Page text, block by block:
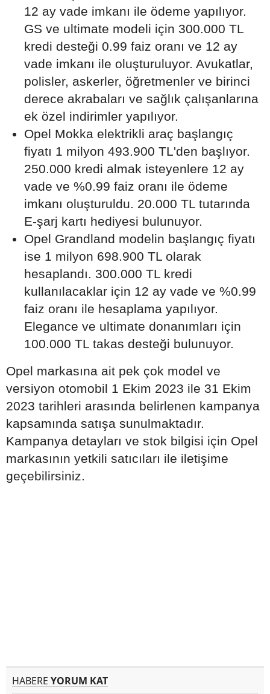
12 ay vade imkanı ile ödeme yapılıyor.
GS ve ultimate modeli için 300.000 TL
kredi desteği 0.99 faiz oranı ve 12 ay
vade imkanı ile oluşturuluyor. Avukatlar,
polisler, askerler, öğretmenler ve birinci
derece akrabaları ve sağlık çalışanlarına
ek özel indirimler yapılıyor.
Opel Mokka elektrikli araç başlangıç
fiyatı 1 milyon 493.900 TL'den başlıyor.
250.000 kredi almak isteyenlere 12 ay
vade ve %0.99 faiz oranı ile ödeme
imkanı oluşturuldu. 20.000 TL tutarında
E-şarj kartı hediyesi bulunuyor.
Opel Grandland modelin başlangıç fiyatı
ise 1 milyon 698.900 TL olarak
hesaplandı. 300.000 TL kredi
kullanılacaklar için 12 ay vade ve %0.99
faiz oranı ile hesaplama yapılıyor.
Elegance ve ultimate donanımları için
100.000 TL takas desteği bulunuyor.
Opel markasına ait pek çok model ve
versiyon otomobil 1 Ekim 2023 ile 31 Ekim
2023 tarihleri arasında belirlenen kampanya
kapsamında satışa sunulmaktadır.
Kampanya detayları ve stok bilgisi için Opel
markasının yetkili satıcıları ile iletişime
geçebilirsiniz.
HABERE YORUM KAT